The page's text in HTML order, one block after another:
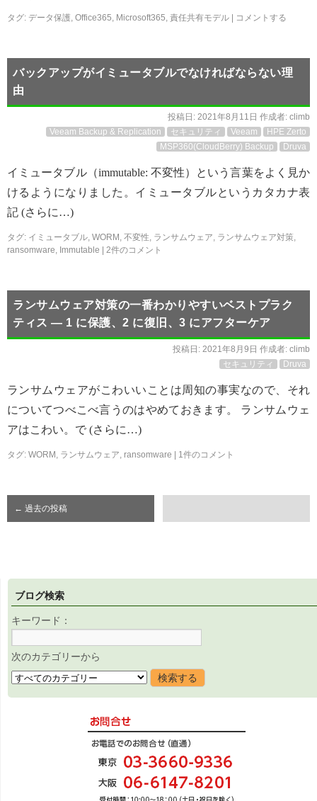
タグ: データ保護, Office365, Microsoft365, 責任共有モデル コメントする
バックアップがイミュータブルでなければならない理
由
投稿日: 2021年8月11日 作成者: climb
Veeam Backup & Replication
セキュリティ Veeam
HPE Zerto
MSP360(CloudBerry) Backup
Druva
イミュータブル（immutable: 不変性）という言葉をよく見か
けるようになりました。イミュータブルというカタカナ表
記 (さらに…)
タグ: イミュータブル, WORM , 不変性, ランサムウェア, ランサムウェア対策,
ransomware, Immutable 2件のコメント
ランサムウェア対策の一番わかりやすいベストプラク
ティス ― 1 に保護、2 に復旧、3 にアフターケア
投稿日: 2021年8月9日 作成者: climb
セキュリティ
Druva
ランサムウェアがこわいいことは周知の事実なので、それ
についてつべこべ言うのはやめておきます。 ランサムウェ
アはこわい。で (さらに…)
タグ: WORM , ランサムウェア, ransomware 1件のコメント
← 過去の投稿
ブログ検索
キーワード：
次のカテゴリーから